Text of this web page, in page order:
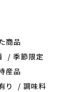
商品
季節限定
産品
り
調味料